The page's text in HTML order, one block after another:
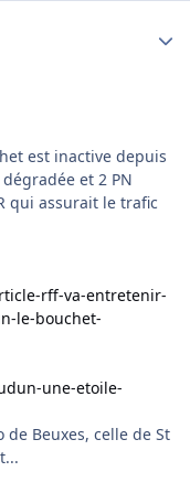
est inactive depuis
et 2 PN
qui assurait le trafic
rff-va-entretenir-
le-bouchet-
une-etoile-
Beuxes, celle de St